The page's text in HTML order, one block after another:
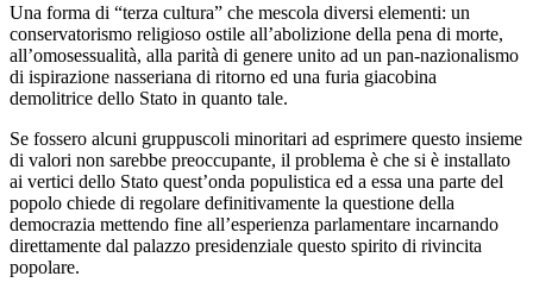
Una forma di “terza cultura” che mescola diversi elementi: un
conservatorismo religioso ostile all’abolizione della pena di morte,
all’omosessualità, alla parità di genere unito ad un pan-nazionalismo
di ispirazione nasseriana di ritorno ed una furia giacobina
demolitrice dello Stato in quanto tale.
Se fossero alcuni gruppuscoli minoritari ad esprimere questo insieme
di valori non sarebbe preoccupante, il problema è che si è installato
ai vertici dello Stato quest’onda populistica ed a essa una parte del
popolo chiede di regolare definitivamente la questione della
democrazia mettendo fine all’esperienza parlamentare incarnando
direttamente dal palazzo presidenziale questo spirito di rivincita
popolare.